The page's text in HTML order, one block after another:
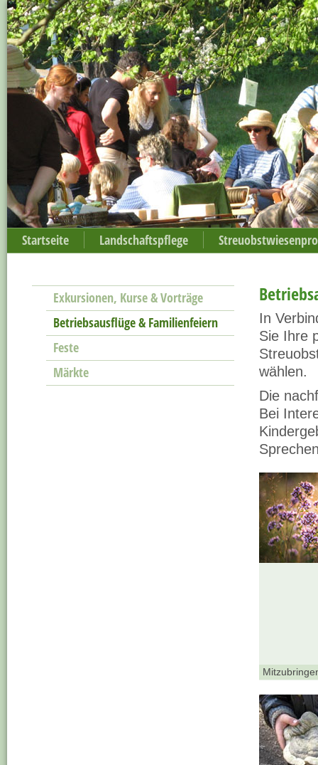
Startseite Landschaftspflege
Exkursionen, Kurse & Vorträge
Betriebsausflüge & Familienfeiern
Feste
Märkte
In
Sie Ihre
wählen.
Die
Bei